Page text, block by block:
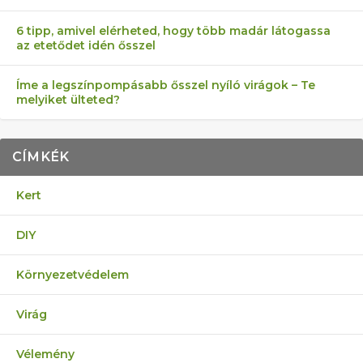
6 tipp, amivel elérheted, hogy több madár látogassa
az etetődet idén ősszel
Íme a legszínpompásabb ősszel nyíló virágok – Te
melyiket ülteted?
CÍMKÉK
Kert
DIY
Környezetvédelem
Virág
Vélemény